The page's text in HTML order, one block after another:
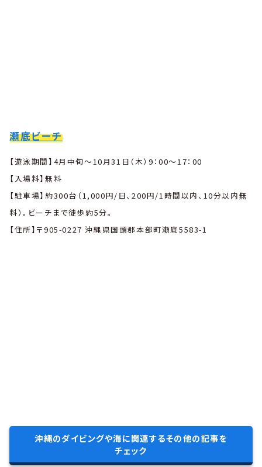
瀬底ビーチ
【遊泳期間】4月中旬〜10月31日（木）9：00〜17：00
【入場料】無料
【駐車場】約300台（1,000円/日、200円/1時間以内、10分以内無
料）。ビーチまで徒歩約5分。
【住所】〒905-0227 沖縄県国頭郡本部町瀬底5583-1
沖縄のダイビングや海に関連するその他の記事を
チェック